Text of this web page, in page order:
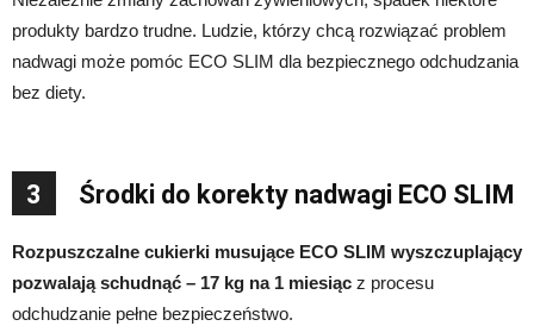
produkty bardzo trudne. Ludzie, którzy chcą rozwiązać problem
nadwagi może pomóc ECO SLIM dla bezpiecznego odchudzania
bez diety.
3 Środki do korekty nadwagi ECO SLIM
Rozpuszczalne cukierki musujące ECO SLIM wyszczuplający
pozwalają schudnąć – 17 kg na 1 miesiąc z procesu
odchudzanie pełne bezpieczeństwo.